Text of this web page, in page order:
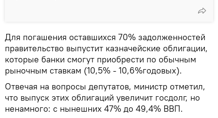
Для погашения оставшихся 70% задолженностей
правительство выпустит казначейские облигации,
которые банки смогут приобрести по обычным
рыночным ставкам (10,5% - 10,6%годовых).
Отвечая на вопросы депутатов, министр отметил,
что выпуск этих облигаций увеличит госдолг, но
ненамного: с нынешних 47% до 49,4% ВВП.